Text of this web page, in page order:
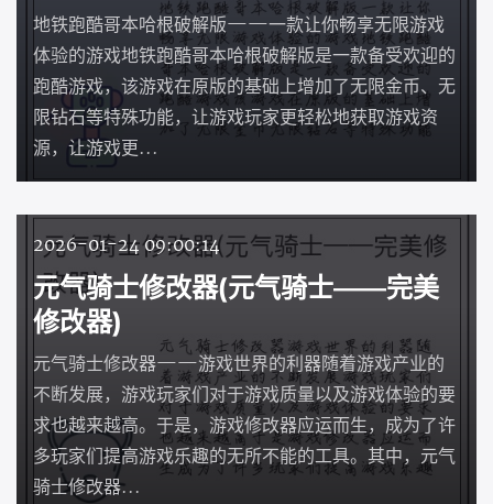
地铁跑酷哥本哈根破解版——一款让你畅享无限游戏
体验的游戏地铁跑酷哥本哈根破解版是一款备受欢迎的
跑酷游戏，该游戏在原版的基础上增加了无限金币、无
限钻石等特殊功能，让游戏玩家更轻松地获取游戏资
源，让游戏更...
2026-01-24 09:00:14
元气骑士修改器(元气骑士——完美
修改器)
元气骑士修改器——游戏世界的利器随着游戏产业的
不断发展，游戏玩家们对于游戏质量以及游戏体验的要
求也越来越高。于是，游戏修改器应运而生，成为了许
多玩家们提高游戏乐趣的无所不能的工具。其中，元气
骑士修改器...